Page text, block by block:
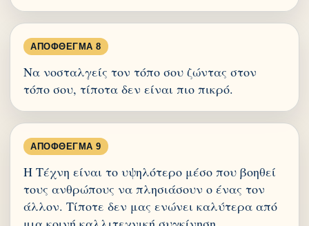
ΑΠΌΦΘΕΓΜΑ 8
Να νοσταλγείς τον τόπο σου ζώντας στον
τόπο σου, τίποτα δεν είναι πιο πικρό.
ΑΠΌΦΘΕΓΜΑ 9
Η Τέχνη είναι το υψηλότερο μέσο που βοηθεί
τους ανθρώπους να πλησιάσουν ο ένας τον
άλλον. Τίποτε δεν μας ενώνει καλύτερα από